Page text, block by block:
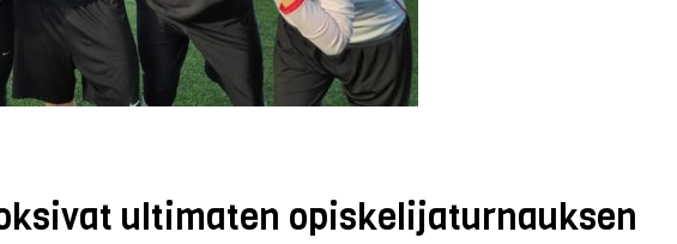
ultimaten opiskelijaturnauksen